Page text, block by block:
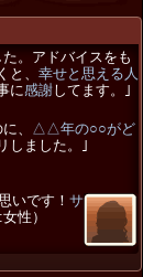
。アドバイスをも
と、 幸せと思える人
に感謝してます。｣
、 △△年の○○がど
しました。｣
いです！ サ
性）